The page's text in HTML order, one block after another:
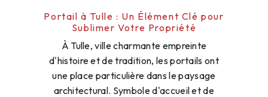
Portail à Tulle : Un Élément Clé pour
Sublimer Votre Propriété
À Tulle, ville charmante empreinte
d'histoire et de tradition, les portails ont
une place particulière dans le paysage
architectural. Symbole d'accueil et de